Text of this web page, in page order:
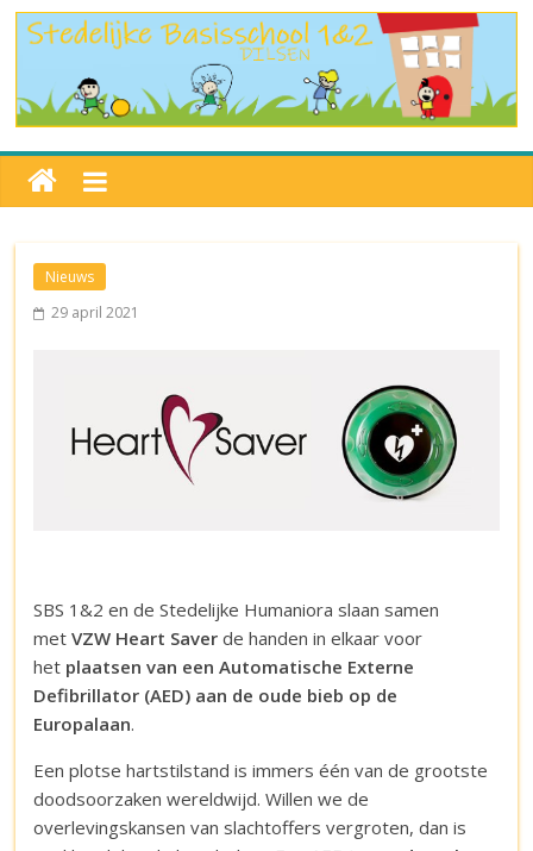
Nieuws
29 april 2021
SBS 1&2 en de Stedelijke Humaniora slaan samen
metVZW Heart Saver de handen in elkaar voor
het plaatsen van een Automatische Externe
Defibrillator (AED) aan de oude bieb op de
Europalaan.
Een plotse hartstilstand is immers één van de grootste
doodsoorzaken wereldwijd. Willen we de
overlevingskansen van slachtoffers vergroten, dan is